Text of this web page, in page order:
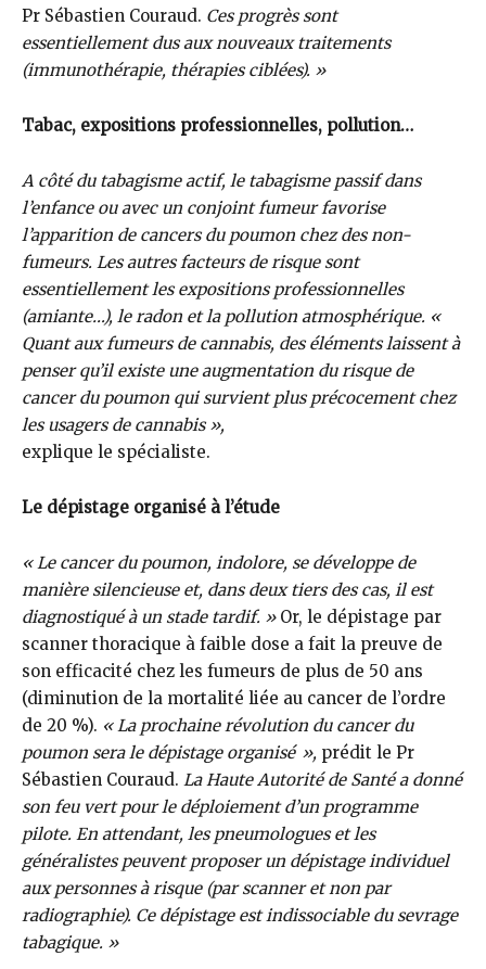
Pr Sébastien Couraud. Ces progrès sont
essentiellement dus aux nouveaux traitements
(immunothérapie, thérapies ciblées). »
Tabac, expositions professionnelles, pollution…
A côté du tabagisme actif, le tabagisme passif dans
l’enfance ou avec un conjoint fumeur favorise
l’apparition de cancers du poumon chez des non-
fumeurs. Les autres facteurs de risque sont
essentiellement les expositions professionnelles
(amiante…), le radon et la pollution atmosphérique. «
Quant aux fumeurs de cannabis, des éléments laissent à
penser qu’il existe une augmentation du risque de
cancer du poumon qui survient plus précocement chez
les usagers de cannabis »,
explique le spécialiste.
Le dépistage organisé à l’étude
« Le cancer du poumon, indolore, se développe de
manière silencieuse et, dans deux tiers des cas, il est
diagnostiqué à un stade tardif. »Or, le dépistage par
scanner thoracique à faible dose a fait la preuve de
son efficacité chez les fumeurs de plus de 50 ans
(diminution de la mortalité liée au cancer de l’ordre
de 20 %). « La prochaine révolution du cancer du
poumon sera le dépistage organisé », prédit le Pr
Sébastien Couraud. La Haute Autorité de Santé a donné
son feu vert pour le déploiement d’un programme
pilote. En attendant, les pneumologues et les
généralistes peuvent proposer un dépistage individuel
aux personnes à risque (par scanner et non par
radiographie). Ce dépistage est indissociable du sevrage
tabagique. »